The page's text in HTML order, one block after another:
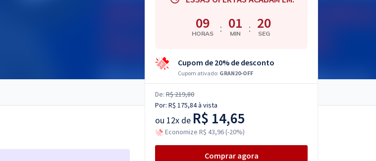
09
HORAS : 01
MIN : 19
SEG
Cupom de 20% de desconto
Cupom ativado: GRAN20-OFF
De: R$ 219,80
Por: R$ 175,84à vista
ou 12x de R$ 14,65
Economize R$ 43,96 (-20%)
Comprar agora